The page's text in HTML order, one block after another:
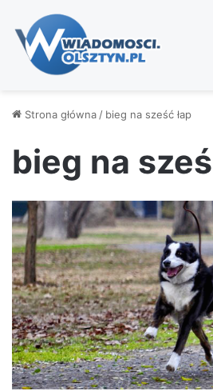
Strona główna / bieg na sześć łap
bieg na